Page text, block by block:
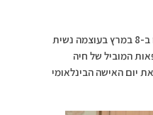
אולמי הרמוזו במודיעין התמלאו ב-8 במרץ בעוצמה נשית
המוביל של חיה
יום האישה הבינלאומי